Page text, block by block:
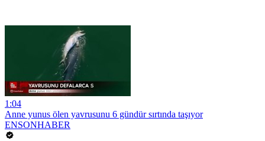
1:04
Anne yunus ölen yavrusunu 6 gündür sırtında taşıyor
ENSONHABER